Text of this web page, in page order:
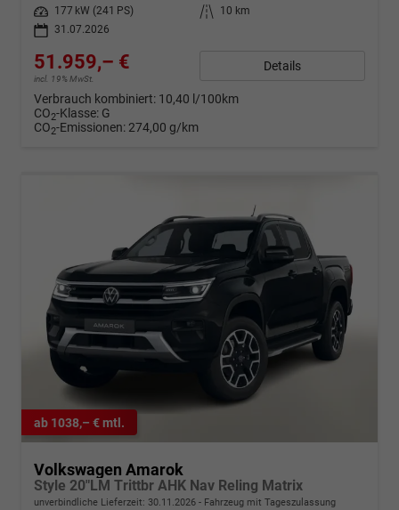
Leistung
177 kW (241 PS) Kilometerstand
10 km
31.07.2026
51.959,– €
incl. 19% MwSt.
Details
Verbrauch kombiniert: 10,40 l/100km
CO2-Klasse: G
CO2-Emissionen: 274,00 g/km
ab 1038,– € mtl.
Volkswagen Amarok
Style 20"LM Trittbr AHK Nav Reling Matrix
unverbindliche Lieferzeit: 30.11.2026 Fahrzeug mit Tageszulassung